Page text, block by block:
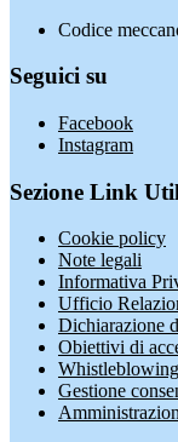
Codice
Seguici su
Facebook
Instagram
Sezione Link
Cookie policy
Note legali
Informativa
Ufficio
Dichiarazione
Obiettivi di
Whistleblowing
Gestione